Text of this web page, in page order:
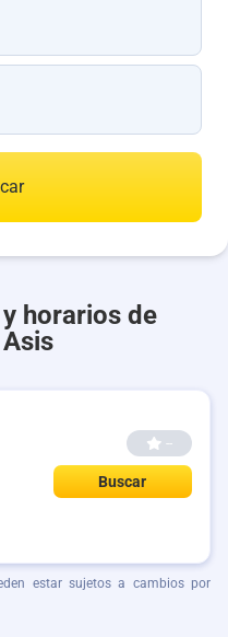
horarios de
--
Buscar
estar sujetos a cambios por